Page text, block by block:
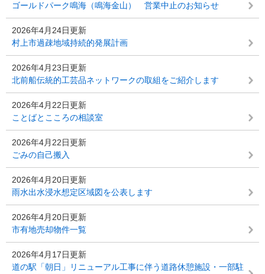
ゴールドパーク鳴海（鳴海金山） 営業中止のお知らせ
2026年4月24日更新
村上市過疎地域持続的発展計画
2026年4月23日更新
北前船伝統的工芸品ネットワークの取組をご紹介します
2026年4月22日更新
ことばとこころの相談室
2026年4月22日更新
ごみの自己搬入
2026年4月20日更新
雨水出水浸水想定区域図を公表します
2026年4月20日更新
市有地売却物件一覧
2026年4月17日更新
道の駅「朝日」リニューアル工事に伴う道路休憩施設・一部駐